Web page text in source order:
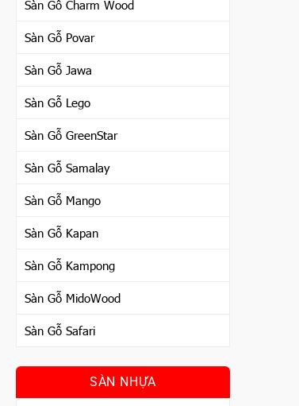
Sàn Gỗ Charm Wood
Sàn Gỗ Povar
Sàn Gỗ Jawa
Sàn Gỗ Lego
Sàn Gỗ GreenStar
Sàn Gỗ Samalay
Sàn Gỗ Mango
Sàn Gỗ Kapan
Sàn Gỗ Kampong
Sàn Gỗ MidoWood
Sàn Gỗ Safari
SÀN NHỰA